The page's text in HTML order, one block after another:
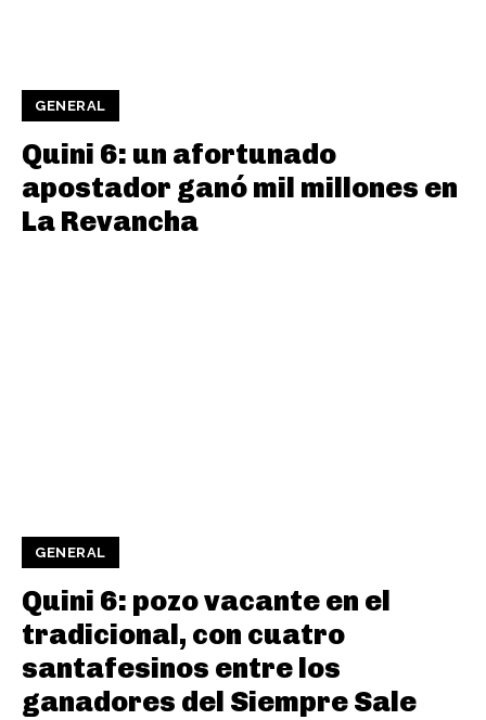
GENERAL
Quini 6: un afortunado
apostador ganó mil millones en
La Revancha
GENERAL
Quini 6: pozo vacante en el
tradicional, con cuatro
santafesinos entre los
ganadores del Siempre Sale